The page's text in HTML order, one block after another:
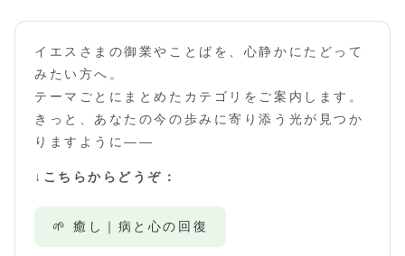
イエスさまの御業やことばを、心静かにたどって
みたい方へ。
テーマごとにまとめたカテゴリをご案内します。
きっと、あなたの今の歩みに寄り添う光が見つか
りますように――
↓こちらからどうぞ：
🌱 癒し｜病と心の回復